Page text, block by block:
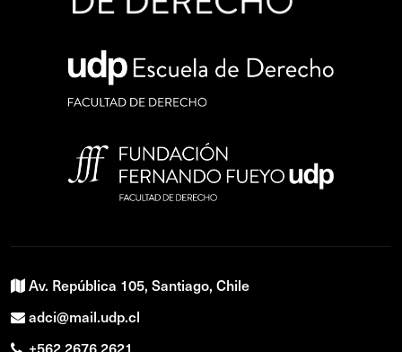
Av. República 105, Santiago, Chile
adci@mail.udp.cl
+562 2676 2621